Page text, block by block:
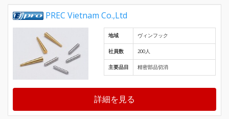
PREC Vietnam Co.,Ltd
地域 ヴィンフック
社員数 200人
主要品目 精密部品切消
詳細を見る